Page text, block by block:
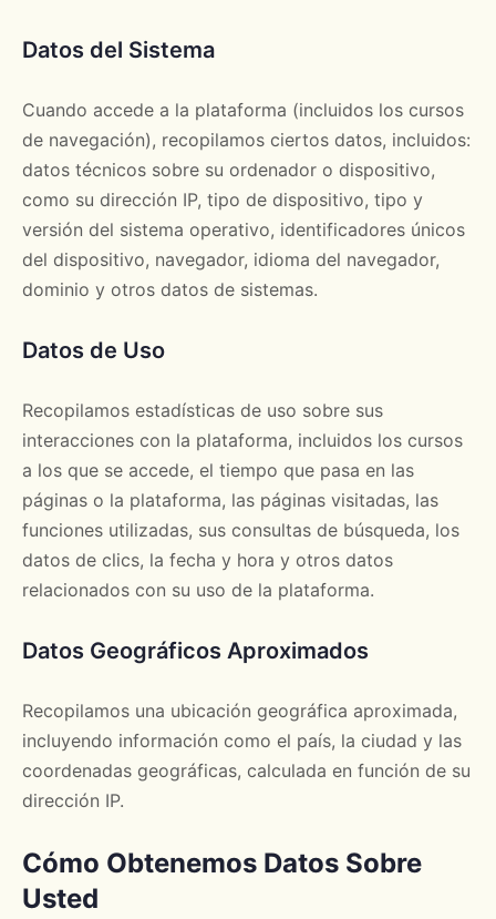
Datos del Sistema
Cuando accede a la plataforma (incluidos los cursos
de navegación), recopilamos ciertos datos, incluidos:
datos técnicos sobre su ordenador o dispositivo,
como su dirección IP, tipo de dispositivo, tipo y
versión del sistema operativo, identificadores únicos
del dispositivo, navegador, idioma del navegador,
dominio y otros datos de sistemas.
Datos de Uso
Recopilamos estadísticas de uso sobre sus
interacciones con la plataforma, incluidos los cursos
a los que se accede, el tiempo que pasa en las
páginas o la plataforma, las páginas visitadas, las
funciones utilizadas, sus consultas de búsqueda, los
datos de clics, la fecha y hora y otros datos
relacionados con su uso de la plataforma.
Datos Geográficos Aproximados
Recopilamos una ubicación geográfica aproximada,
incluyendo información como el país, la ciudad y las
coordenadas geográficas, calculada en función de su
dirección IP.
Cómo Obtenemos Datos Sobre
Usted